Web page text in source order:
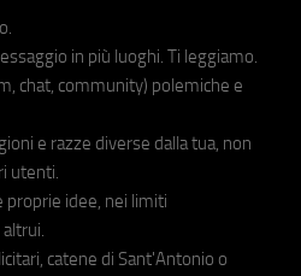
in più luoghi. Ti leggiamo.
chat, community) polemiche e
e razze diverse dalla tua, non
utenti.
proprie idee, nei limiti
catene di Sant'Antonio o